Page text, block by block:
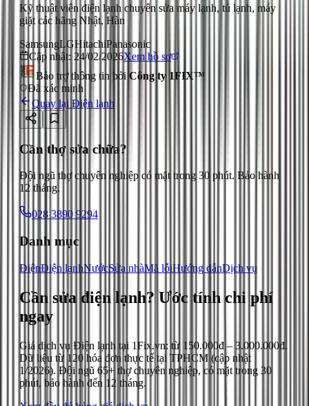
Kỹ thuật viên điện lạnh chuyên sửa máy lạnh, tủ lạnh, máy
giặt các hãng Nhật, Hàn
SamsungLGHitachiPanasonic
Cập nhật: 24/02/2026Xem hồ sơ
Bảo trợ thông tin bởi Công ty 1FIX™
Đã xác minh
Quay lại Điện lạnh
Cần thợ sửa chữa?
Đội ngũ thợ chuyên nghiệp có mặt trong 30 phút. Bảo hành
12 tháng.
028 3890 9294
Danh mục
ĐiệnĐiện lạnhNướcSửa nhàMã lỗiHướng dẫnDịch vụ
Cần sửa điện lạnh? Ước tính chi phí
ngay
Giá dịch vụ Điện lạnh tại 1Fix.vn: từ 150.000đ – 3.000.000đ.
Dữ liệu từ 120 hóa đơn thực tế tại TPHCM (cập nhật
1/2026). Đội ngũ 65+ thợ chuyên nghiệp, có mặt trong 30
phút, bảo hành đến 12 tháng.